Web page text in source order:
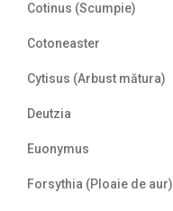
Cotinus (Scumpie)
Cotoneaster
Cytisus (Arbust mătura)
Deutzia
Euonymus
Forsythia (Ploaie de aur)